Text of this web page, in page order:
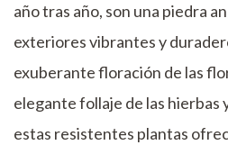
año tras año, son una piedra
exteriores vibrantes y
exuberante floración de las
elegante follaje de las hierbas
estas resistentes plantas